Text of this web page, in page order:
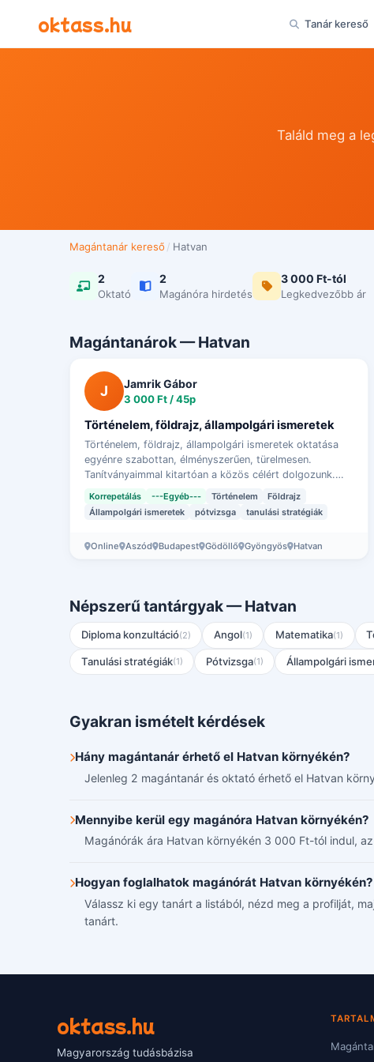
oktass.hu Tanár kereső
Találd meg a
Magántanár kereső / Hatvan
2
Oktató
2
Magánóra hirdetés
3 000 Ft-tól
Legkedvezőbb ár
Magántanárok — Hatvan
J Jamrik Gábor
3 000 Ft / 45p
Történelem, földrajz, állampolgári ismeretek
Történelem, földrajz, állampolgári ismeretek oktatása
egyénre szabottan, élményszerűen, türelmesen.
Tanítványaimmal kitartóan a közös célért dolgozunk.
Egyedi árajánlat külön egyeztetés alapján (pl. …
Korrepetálás ---Egyéb--- Történelem
Földrajz
Állampolgári ismeretek
pótvizsga tanulási stratégiák
Online Aszód Budapest Gödöllő Gyöngyös Hatvan
Népszerű tantárgyak — Hatvan
Diploma konzultáció(2) Angol(1) Matematika(1)
Tanulási stratégiák(1) Pótvizsga(1) Állampolgári
Gyakran ismételt kérdések
Hány magántanár érhető el Hatvan környékén?
Jelenleg 2 magántanár és oktató érhető el Hatvan
Mennyibe kerül egy magánóra Hatvan környékén?
Magánórák ára Hatvan környékén 3 000 Ft-tól indul,
Hogyan foglalhatok magánórát Hatvan környékén?
Válassz ki egy tanárt a listából, nézd meg a profilját,
tanárt.
oktass.hu
Magyarország tudásbázisa